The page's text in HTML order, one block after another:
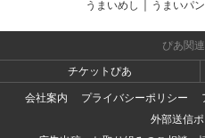
うまいめし
うまいパン
ぴあ関
チケットぴあ
会社案内
プライバシーポリシー
外部送信